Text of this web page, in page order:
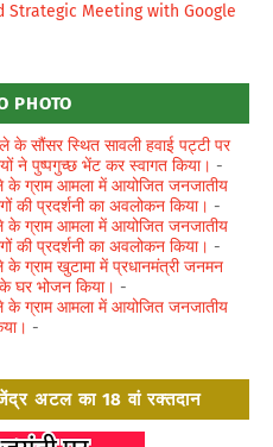
Strategic Meeting with Google
PHOTO
के सौंसर स्थित सावली हवाई पट्टी पर
ने पुष्पगुच्छ भेंट कर स्वागत किया। -
के ग्राम आमला में आयोजित जनजातीय
की प्रदर्शनी का अवलोकन किया। -
के ग्राम आमला में आयोजित जनजातीय
की प्रदर्शनी का अवलोकन किया। -
के ग्राम खुटामा में प्रधानमंत्री जनमन
के घर भोजन किया। -
के ग्राम आमला में आयोजित जनजातीय
-
अटल का 18 वां रक्तदान